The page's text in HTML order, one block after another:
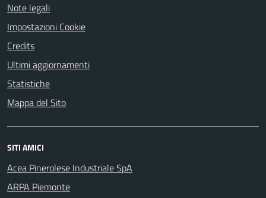
Note legali
Impostazioni Cookie
Credits
Ultimi aggiornamenti
Statistiche
Mappa del Sito
SITI AMICI
Acea Pinerolese Industriale SpA
ARPA Piemonte